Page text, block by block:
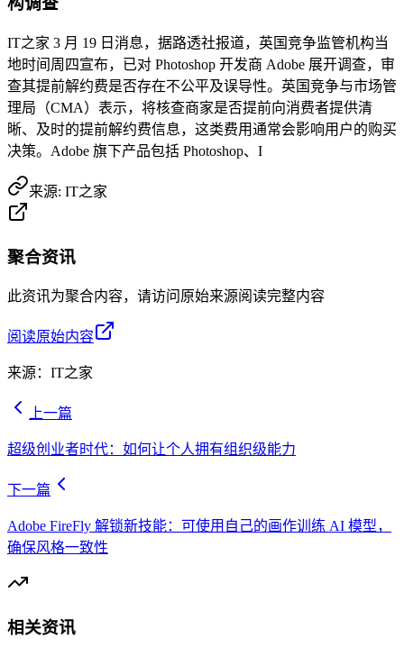
IT之家 3 月 19 日消息，据路透社报道，英国竞争监管机构当
地时间周四宣布，已对 Photoshop 开发商 Adobe 展开调查，审
查其提前解约费是否存在不公平及误导性。英国竞争与市场管
理局（CMA）表示，将核查商家是否提前向消费者提供清
晰、及时的提前解约费信息，这类费用通常会影响用户的购买
决策。Adobe 旗下产品包括 Photoshop、I
来源: IT之家
聚合资讯
此资讯为聚合内容，请访问原始来源阅读完整内容
阅读原始内容
来源： IT之家
上一篇
超级创业者时代：如何让个人拥有组织级能力
下一篇
Adobe FireFly 解锁新技能：可使用自己的画作训练 AI 模型，
确保风格一致性
相关资讯